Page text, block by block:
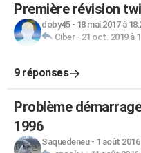
Première révision
doby45- 18 mai 2017 à
Ciber- 21 oct. 2019 à
9 réponses
Problème
1996
Saquedeneu- 1 août 2016